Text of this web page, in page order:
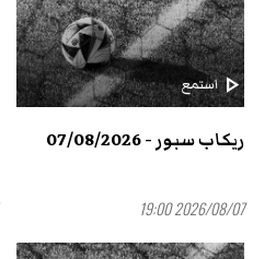
play_arrowاستمع
ريكاب سبور - 07/08/2026
2026/08/07 19:00